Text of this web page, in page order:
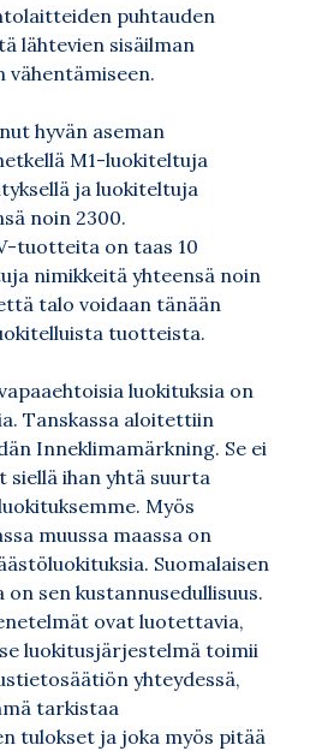
puhtauden
lähtevien sisäilman
vähentämiseen.
hyvän aseman
M1-luokiteltuja
ja luokiteltuja
noin 2300.
tuotteita on taas 10
nimikkeitä yhteensä noin
talo voidaan tänään
tuotteista.
luokituksia on
Tanskassa aloitettiin
Inneklimamärkning. Se ei
siellä ihan yhtä suurta
Myös
muussa maassa on
Suomalaisen
sen kustannusedullisuus.
ovat luotettavia,
luokitusjärjestelmä toimii
yhteydessä,
tarkistaa
tulokset ja joka myös pitää